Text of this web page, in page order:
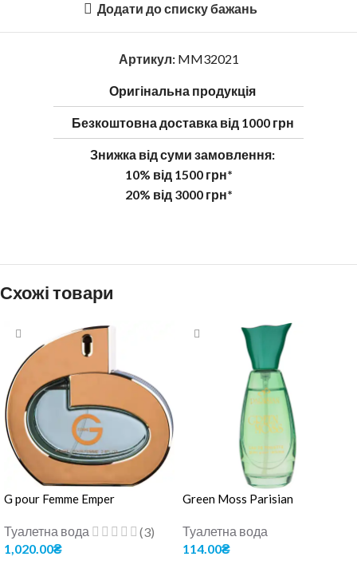
Додати до списку бажань
Артикул: MM32021
Оригінальна продукція
Безкоштовна доставка від 1000 грн
Знижка від суми замовлення:
10% від 1500 грн*
20% від 3000 грн*
Схожі товари
G pour Femme Emper
Туалетна вода
(3)
1,020.00₴
Green Moss Parisian
Туалетна вода
114.00₴